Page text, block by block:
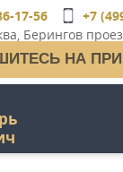
17-56
+7
Берингов
НА